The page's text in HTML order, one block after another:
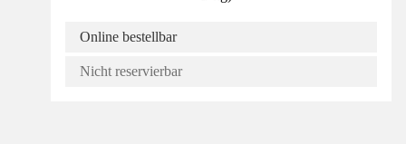
Online bestellbar
Nicht reservierbar